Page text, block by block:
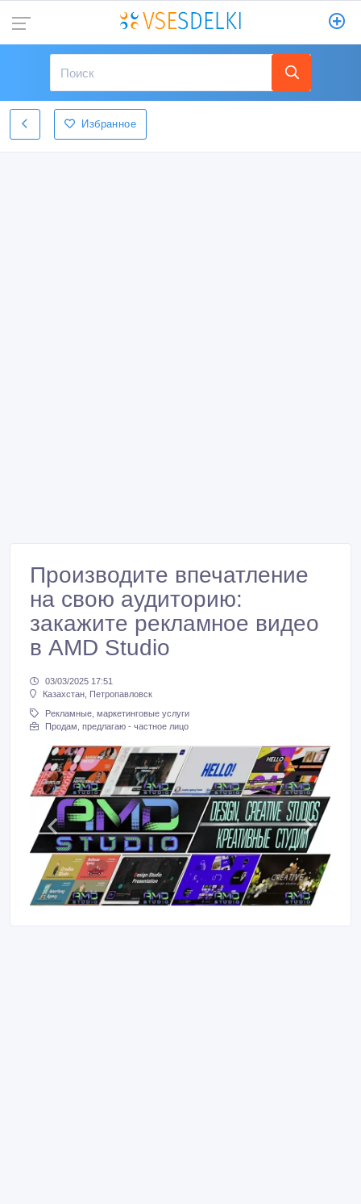
Избранное
Производите впечатление
на свою аудиторию:
закажите рекламное видео
в AMD Studio
03/03/2025 17:51
Казахстан, Петропавловск
Рекламные, маркетинговые услуги
Продам, предлагаю - частное лицо